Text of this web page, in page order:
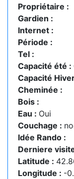
Propriétaire :
Gardien :
Internet :
Période :
Tel :
Capacité été :
Capacité
Cheminée :
Bois :
Eau : Oui
Couchage :
Idée Rando :
Derniere
Latitude :
Longitude : -